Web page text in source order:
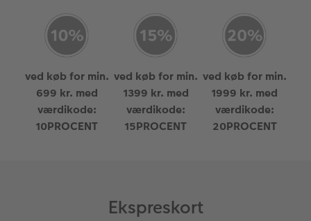
ved køb for min.
699 kr. med
værdikode:
10PROCENT
ved køb for min.
1399 kr. med
værdikode:
15PROCENT
ved køb for min.
1999 kr. med
værdikode:
20PROCENT
Ekspreskort